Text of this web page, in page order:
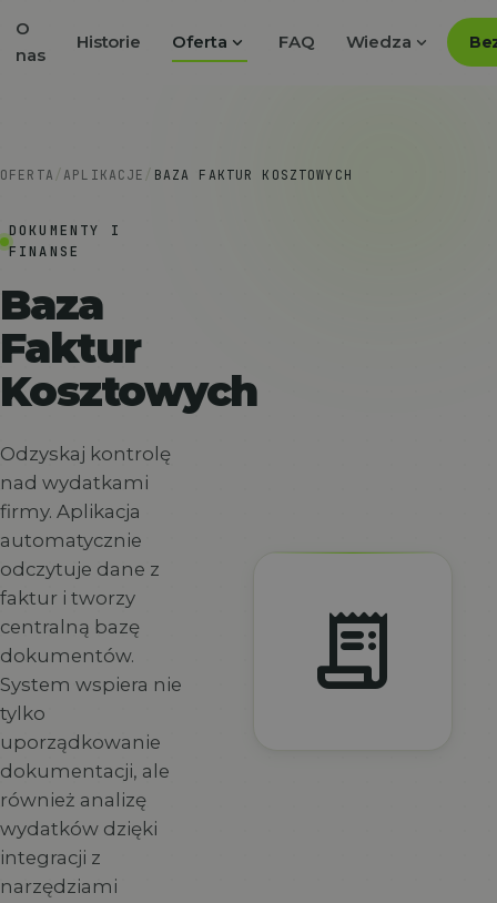
O
nas
Historie Oferta expand_more FAQ Wiedza expand_more
OFERTA / APLIKACJE / BAZA FAKTUR KOSZTOWYCH
DOKUMENTY I
FINANSE
Baza
Faktur
Kosztowych
Odzyskaj kontrolę
nad wydatkami
firmy. Aplikacja
automatycznie
odczytuje dane z
faktur i tworzy
centralną bazę
dokumentów.
System wspiera nie
tylko
uporządkowanie
dokumentacji, ale
również analizę
wydatków dzięki
integracji z
narzędziami
receipt_long